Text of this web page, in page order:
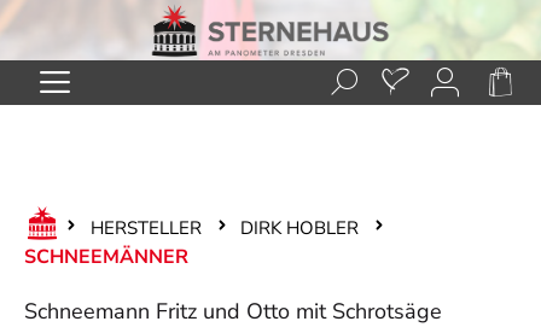
Zum Hauptinhalt springen
HERSTELLER DIRK HOBLER
SCHNEEMÄNNER
Schneemann Fritz und Otto mit Schrotsäge